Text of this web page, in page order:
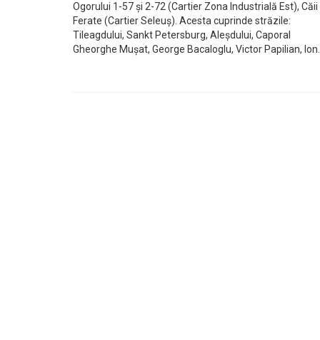
Ogorului 1-57 și 2-72 (Cartier Zona Industrială Est), Căii
Ferate (Cartier Seleuș). Acesta cuprinde străzile:
Tileagdului, Sankt Petersburg, Aleșdului, Caporal
Gheorghe Mușat, George Bacaloglu, Victor Papilian,